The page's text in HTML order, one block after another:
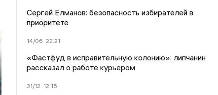
Сергей Елманов: безопасность избирателей в
приоритете
14/06 22:21
«Фастфуд в исправительную колонию»: липчанин
рассказал о работе курьером
31/12 12:15